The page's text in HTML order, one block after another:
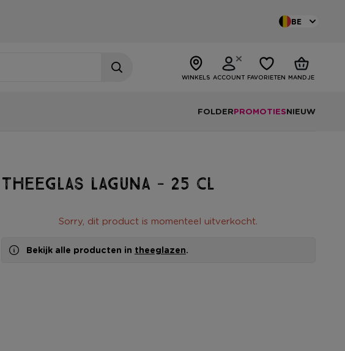
BE
WINKELS ACCOUNT FAVORIETEN MANDJE
FOLDERPROMOTIESNIEUW
Theeglas Laguna - 25 cl
Sorry, dit product is momenteel uitverkocht.
Bekijk alle producten in theeglazen.